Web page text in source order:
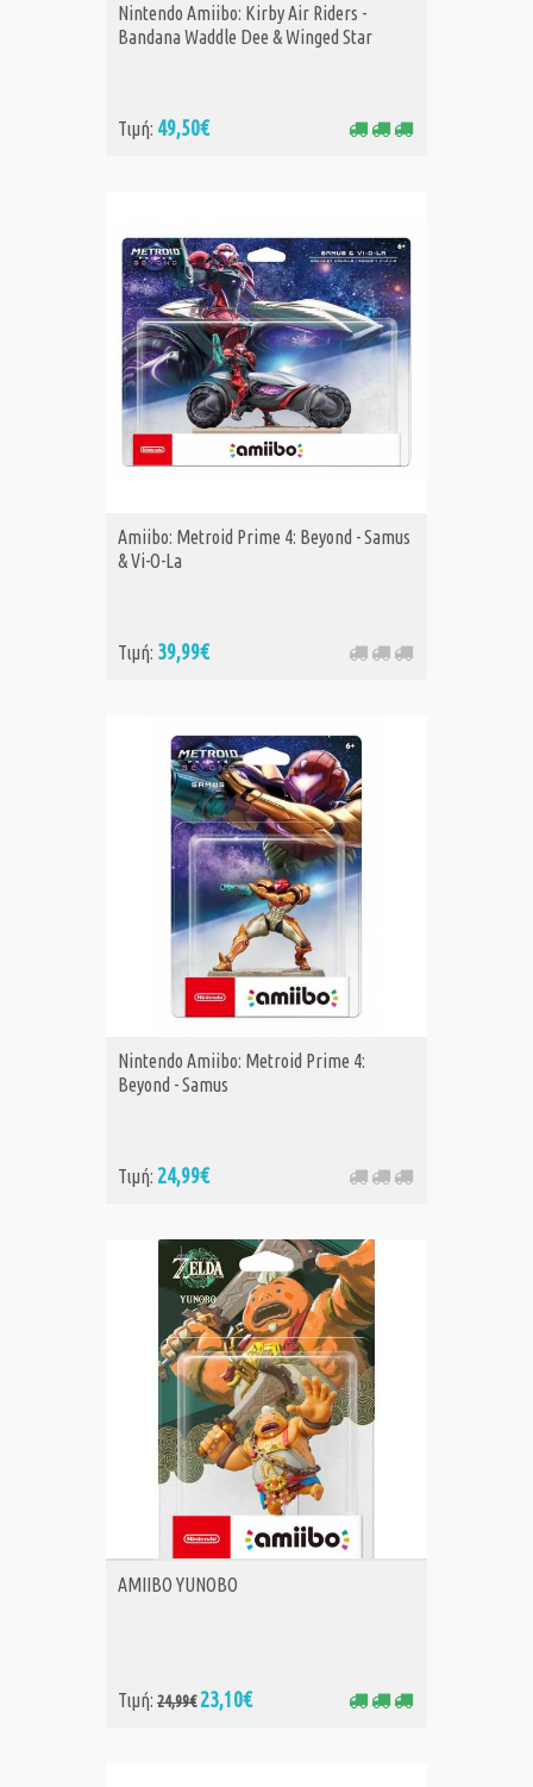
ΑΓΟΡΑ
Nintendo Amiibo: Kirby Air Riders -
Bandana Waddle Dee & Winged Star
Τιμή: 49,50€
Amiibo: Metroid Prime 4: Beyond - Samus
& Vi-O-La
Τιμή: 39,99€
Nintendo Amiibo: Metroid Prime 4:
Beyond - Samus
Τιμή: 24,99€
ΑΓΟΡΑ
AMIIBO YUNOBO
Τιμή: 24,99€23,10€